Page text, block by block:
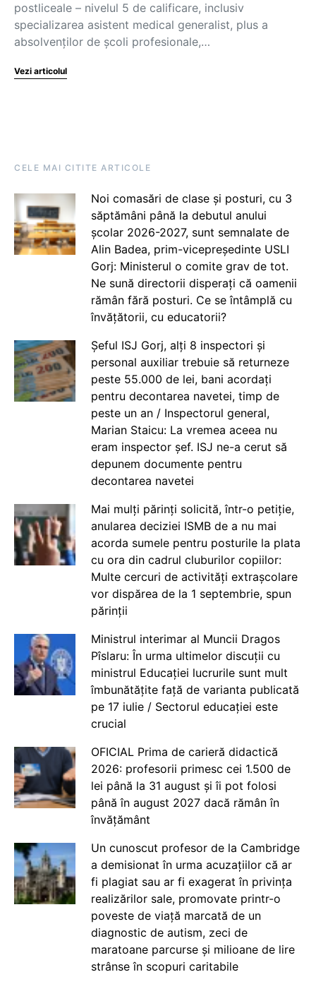
postliceale – nivelul 5 de calificare, inclusiv
specializarea asistent medical generalist, plus a
absolvenților de școli profesionale,…
Vezi articolul
CELE MAI CITITE ARTICOLE
Noi comasări de clase și posturi, cu 3
săptămâni până la debutul anului
școlar 2026-2027, sunt semnalate de
Alin Badea, prim-vicepreședinte USLI
Gorj: Ministerul o comite grav de tot.
Ne sună directorii disperați că oamenii
rămân fără posturi. Ce se întâmplă cu
învățătorii, cu educatorii?
Șeful ISJ Gorj, alți 8 inspectori și
personal auxiliar trebuie să returneze
peste 55.000 de lei, bani acordați
pentru decontarea navetei, timp de
peste un an / Inspectorul general,
Marian Staicu: La vremea aceea nu
eram inspector șef. ISJ ne-a cerut să
depunem documente pentru
decontarea navetei
Mai mulți părinți solicită, într-o petiție,
anularea deciziei ISMB de a nu mai
acorda sumele pentru posturile la plata
cu ora din cadrul cluburilor copiilor:
Multe cercuri de activități extrașcolare
vor dispărea de la 1 septembrie, spun
părinții
Ministrul interimar al Muncii Dragos
Pîslaru: În urma ultimelor discuții cu
ministrul Educației lucrurile sunt mult
îmbunătățite față de varianta publicată
pe 17 iulie / Sectorul educației este
crucial
OFICIAL Prima de carieră didactică
2026: profesorii primesc cei 1.500 de
lei până la 31 august și îi pot folosi
până în august 2027 dacă rămân în
învățământ
Un cunoscut profesor de la Cambridge
a demisionat în urma acuzațiilor că ar
fi plagiat sau ar fi exagerat în privința
realizărilor sale, promovate printr-o
poveste de viață marcată de un
diagnostic de autism, zeci de
maratoane parcurse și milioane de lire
strânse în scopuri caritabile